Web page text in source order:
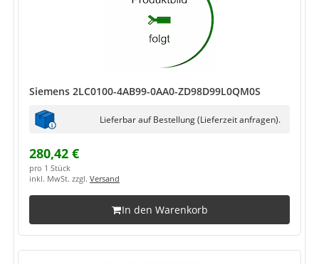
Siemens 2LC0100-4AB99-0AA0-ZD98D99L0QM0S
Lieferbar auf Bestellung (Lieferzeit anfragen).
280,42 €
pro 1 Stück
inkl. MwSt. zzgl. Versand
In den Warenkorb